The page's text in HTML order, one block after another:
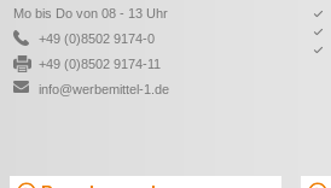
Mo bis Do von 08 - 13 Uhr
+49 (0)8502 9174-0
+49 (0)8502 9174-11
info@werbemittel-1.de